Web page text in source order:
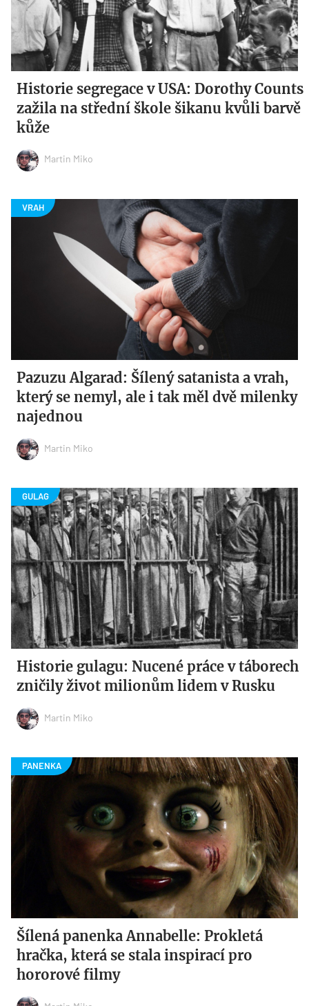
Historie segregace v USA: Dorothy Counts
zažila na střední škole šikanu kvůli barvě
kůže
Martin Miko
Pazuzu Algarad: Šílený satanista a vrah,
který se nemyl, ale i tak měl dvě milenky
najednou
Martin Miko
Historie gulagu: Nucené práce v táborech
zničily život milionům lidem v Rusku
Martin Miko
Šílená panenka Annabelle: Prokletá
hračka, která se stala inspirací pro
hororové filmy